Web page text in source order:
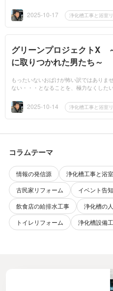
所の... 2025-10-17 浄化槽工事と浴室
グリーンプロジェクトX
に取りつかれた男たち～
もったいないおばけが怖い訳ではありま
ない・・・となることを、極力なくした
バケガー...2025-10-14 浄化槽工事と浴室
コラムテーマ
情報の発信源
浄化槽工事と浴
古民家リフォーム
イベント告
飲食店の給排水工事
浄化槽の
トイレリフォーム
浄化槽設備